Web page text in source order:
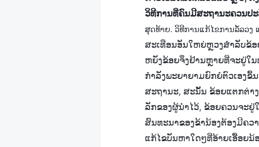
ວິທີການທີ່ຄົນມີສະຖານະຄວນປ
ສຸດທ້າຍ. ວິທີການແກ້ໄຂການລໍ້ລວງ
ສະເທືອນອັນໃຫຍ່ຫຼວງສໍາລັບຂ້ອ
ຫຍັງຂ້ອຍຈຶ່ງຢ້ານຫຼາຍທີ່ຈະຢູ່ໃ
ກຳລັງພະຍາຍາມຍົກຍໍຕົວເອງ
ສະຖານະ, ສະນັ້ນ ຂ້ອຍແຕກຕ່າ
ລັກຂອງຜູ້ນຳໄວ້, ຂ້ອຍຄວນຈະ
ສົນທະນາຂອງຂ້ານ້ອງຕ້ອງມີຄ
ແກ້ໄຂບັນຫາໃດໆທີ່ອ້າຍເອື້ອຍນ້